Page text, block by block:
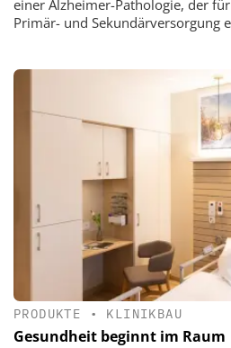
einer Alzheimer-Pathologie, der
Primär- und Sekundärversorgung
PRODUKTE • KLINIKBAU
Gesundheit beginnt im Raum